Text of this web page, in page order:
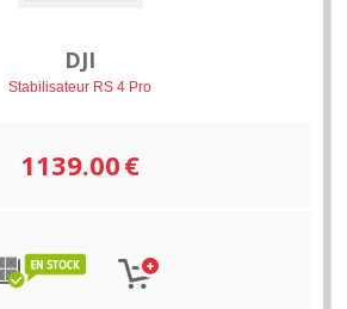
DJI
Stabilisateur RS 4 Pro
1139.00€